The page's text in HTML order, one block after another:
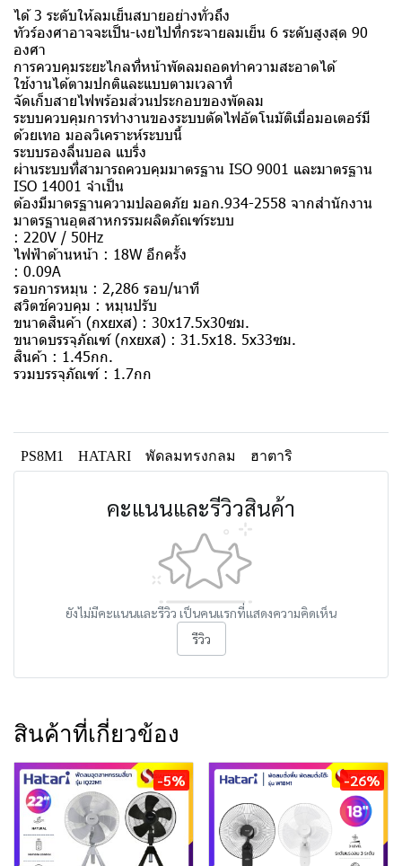
ได้ 3 ระดับให้ลมเย็นสบายอย่างทั่วถึง
ทัวร์องศาอาจจะเป็น-เงยไปที่กระจายลมเย็น 6 ระดับสูงสุด 90
องศา
การควบคุมระยะไกลที่หน้าพัดลมถอดทำความสะอาดได้
ใช้งานได้ตามปกติและแบบตามเวลาที่
จัดเก็บสายไฟพร้อมส่วนประกอบของพัดลม
ระบบควบคุมการทำงานของระบบตัดไฟอัตโนมัติเมื่อมอเตอร์มี
ด้วยเทอ มอลวิเคราะห์ระบบนี้
ระบบรองลื่นบอล แบริ่ง
ผ่านระบบที่สามารถควบคุมมาตรฐาน ISO 9001 และมาตรฐาน
ISO 14001 จำเป็น
ต้องมีมาตรฐานความปลอดภัย มอก.934-2558 จากสำนักงาน
มาตรฐานอุตสาหกรรมผลิตภัณฑ์ระบบ
: 220V / 50Hz
ไฟฟ้าด้านหน้า : 18W อีกครั้ง
: 0.09A
รอบการหมุน : 2,286 รอบ/นาที
สวิตช์ควบคุม : หมุนปรับ
ขนาดสินค้า (กxยxส) : 30x17.5x30ซม.
ขนาดบรรจุภัณฑ์ (กxยxส) : 31.5x18. 5x33ซม.
สินค้า : 1.45กก.
รวมบรรจุภัณฑ์ : 1.7กก
PS8M1 HATARI พัดลมทรงกลม ฮาตาริ
คะแนนและรีวิวสินค้า
ยังไม่มีคะแนนและรีวิว เป็นคนแรกที่แสดงความคิดเห็น
รีวิว
สินค้าที่เกี่ยวข้อง
-5% -26%